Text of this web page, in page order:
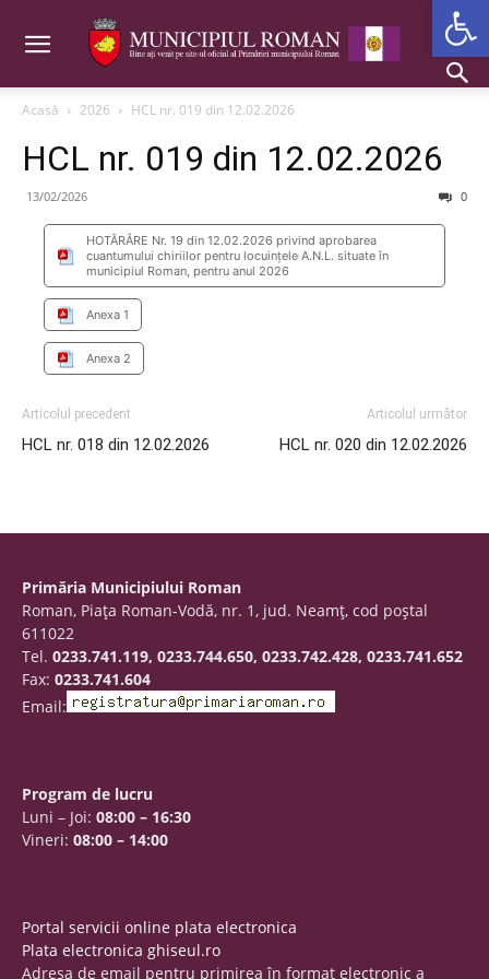
Acasă 2026 HCL nr. 019 din 12.02.2026
HCL nr. 019 din 12.02.2026
13/02/2026 0
HOTĂRÂRE Nr. 19 din 12.02.2026 privind aprobarea
cuantumului chiriilor pentru locuințele A.N.L. situate în
municipiul Roman, pentru anul 2026
Anexa 1
Anexa 2
Articolul precedent
HCL nr. 018 din 12.02.2026
Articolul următor
HCL nr. 020 din 12.02.2026
Primăria Municipiului Roman
Roman, Piaţa Roman-Vodă, nr. 1, jud. Neamţ, cod poştal
611022
Tel. 0233.741.119, 0233.744.650, 0233.742.428, 0233.741.652
Fax: 0233.741.604
Email:
Program de lucru
Luni – Joi: 08:00 – 16:30
Vineri: 08:00 – 14:00
Portal servicii online plata electronica
Plata electronica ghiseul.ro
Adresa de email pentru primirea în format electronic a